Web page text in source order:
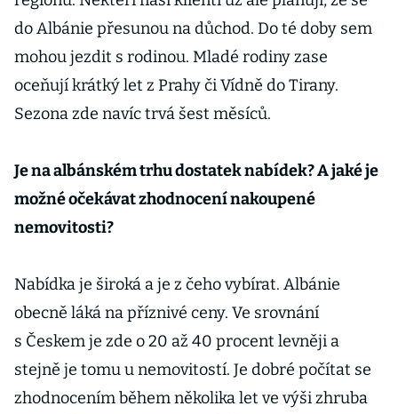
do Albánie přesunou na důchod. Do té doby sem
mohou jezdit s rodinou. Mladé rodiny zase
oceňují krátký let z Prahy či Vídně do Tirany.
Sezona zde navíc trvá šest měsíců.
Je na albánském trhu dostatek nabídek? A jaké je
možné očekávat zhodnocení nakoupené
nemovitosti?
Nabídka je široká a je z čeho vybírat. Albánie
obecně láká na příznivé ceny. Ve srovnání
s Českem je zde o 20 až 40 procent levněji a
stejně je tomu u nemovitostí. Je dobré počítat se
zhodnocením během několika let ve výši zhruba